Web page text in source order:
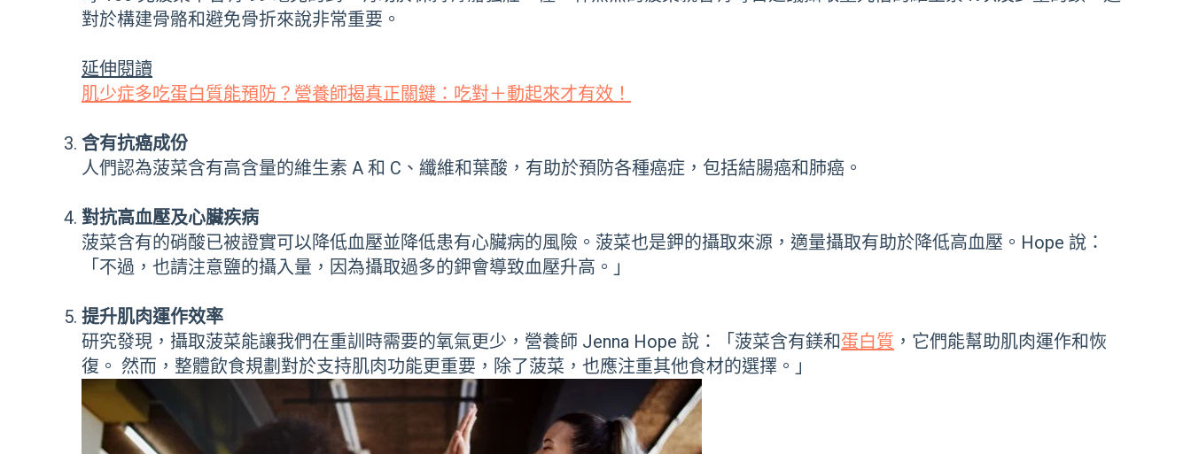
對於構建骨骼和避免骨折來說非常重要。
延伸閱讀
肌少症多吃蛋白質能預防？營養師揭真正關鍵：吃對＋動起來才有效！
含有抗癌成份
人們認為菠菜含有高含量的維生素 A 和 C、纖維和葉酸，有助於預防各種癌症，包括結腸癌和肺癌。
對抗高血壓及心臟疾病
菠菜含有的硝酸已被證實可以降低血壓並降低患有心臟病的風險。菠菜也是鉀的攝取來源，適量攝取有助於降低高血壓。Hope 說：
「不過，也請注意鹽的攝入量，因為攝取過多的鉀會導致血壓升高。」
提升肌肉運作效率
研究發現，攝取菠菜能讓我們在重訓時需要的氧氣更少，營養師 Jenna Hope 說：「菠菜含有鎂和蛋白質 ，它們能幫助肌肉運作和恢
復。 然而，整體飲食規劃對於支持肌肉功能更重要，除了菠菜，也應注重其他食材的選擇。」